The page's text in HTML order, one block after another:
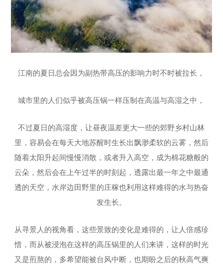
江南的夏日总会因为副热带高压的影响力时不时被拉长，
城市里的人们似乎被高压锅一样压制在高温与高湿之中，
不过夏日的高湿度，让昼夜温差更大一些的郊野乡村山林
里，容易会在每天大地苏醒时生长出飘渺柔软的云雾，然后
随着太阳升起间慢慢消散，或者升入高空，成为棉花糖般的
云朵，然后会在上午过半的时刻起，透露出最一年之中最通
透的天空，水岸边田野里的庄稼也利用这样难得的水与热奋
发生长。
从寻景人的视角看，这些景致的变化是难得的，让人倍感珍
惜，而从被浸泡在这样的高压锅里的人们来讲，这样的时光
又是煎熬的，多希望能被台风中断，也期盼之后的秋高气爽